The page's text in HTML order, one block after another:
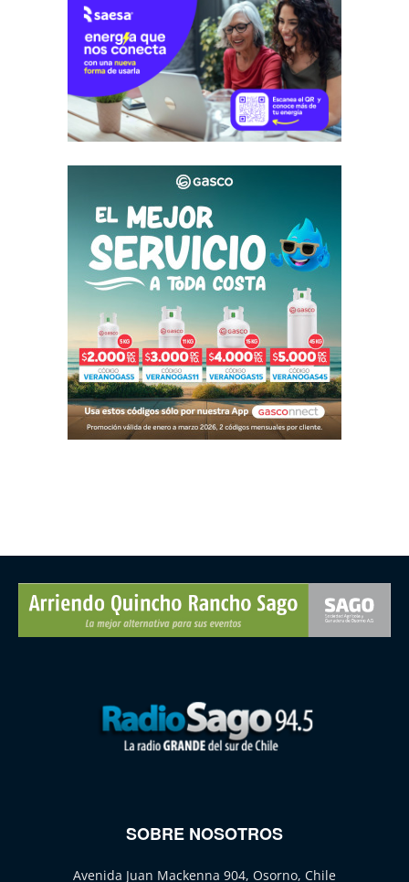
SOBRE NOSOTROS
Avenida Juan Mackenna 904, Osorno, Chile